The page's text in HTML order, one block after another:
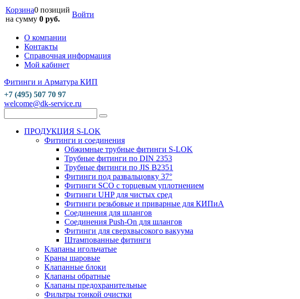
Корзина0 позиций
на сумму 0 руб.
Войти
О компании
Контакты
Справочная информация
Мой кабинет
Фитинги и Арматура КИП
+7 (495) 507 70 97
welcome@dk-service.ru
ПРОДУКЦИЯ S-LOK
Фитинги и соединения
Обжимные трубные фитинги S-LOK
Трубные фитинги по DIN 2353
Трубные фитинги по JIS B2351
Фитинги под развальцовку 37°
Фитинги SCO с торцевым уплотнением
Фитинги UHP для чистых сред
Фитинги резьбовые и приварные для КИПиА
Соединения для шлангов
Соединения Push-On для шлангов
Фитинги для сверхвысокого вакуума
Штампованные фитинги
Клапаны игольчатые
Краны шаровые
Клапанные блоки
Клапаны обратные
Клапаны предохранительные
Фильтры тонкой очистки